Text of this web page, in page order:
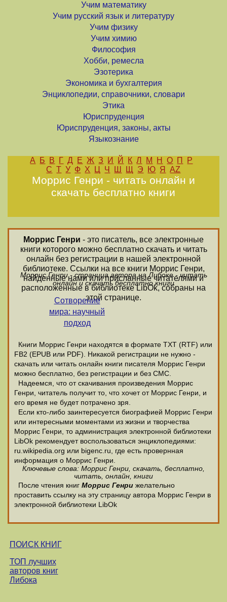
Учим математику
Учим русский язык и литературу
Учим физику
Учим химию
Философия
Хобби, ремесла
Эзотерика
Экономика и бухгалтерия
Энциклопедии, справочники, словари
Этика
Юриспруденция
Юриспруденция, законы, акты
Языкознание
А Б В Г Д Е Ж З И Й К Л М Н О П
Р
С Т У Ф Х Ц Ч Ш Щ Э Ю Я AZ
Моррис Генри - читать онлайн и
скачать бесплатно книги
Моррис Генри - это писатель, все электронные
книги которого можно бесплатно скачать и читать
онлайн без регистрации в нашей электронной
библиотеке. Ссылки на все книги Моррис Генри,
найденные нами или присланные читателями и
расположенные в библиотеке LibOk, собраны на
этой странице.
Моррис Генри - страница автора на Либоке - читать
онлайн и скачать бесплатно книги
Сотворение
мира: научный
подход
Книги Моррис Генри находятся в формате ТХТ (RTF) или
FB2 (EPUB или PDF). Никакой регистрации не нужно -
скачать или читать онлайн книги писателя Моррис Генри
можно бесплатно, без регистрации и без СМС.
Надеемся, что от скачивания произведения Моррис
Генри, читатель получит то, что хочет от Моррис Генри, и
его время не будет потрачено зря.
Если кто-либо заинтересуется биографией Моррис Генри
или интересными моментами из жизни и творчества
Моррис Генри, то администрация электронной библиотеки
LibOk рекомендует воспользоваться энциклопедиями:
ru.wikipedia.org или bigenc.ru, где есть провернная
информация о Моррис Генри.
Ключевые слова: Моррис Генри, скачать, бесплатно,
читать, онлайн, книги
После чтения книг Моррис Генри желательно
проставить ссылку на эту страницу автора Моррис Генри в
электронной библиотеки LibOk
ПОИСК КНИГ
ТОП лучших
авторов книг
Либока